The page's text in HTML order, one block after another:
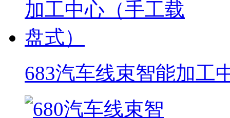
683汽车线束智能加工